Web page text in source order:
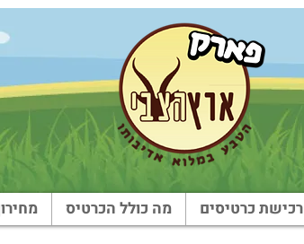
רכישת כרטיסים מה כולל הכרטיס